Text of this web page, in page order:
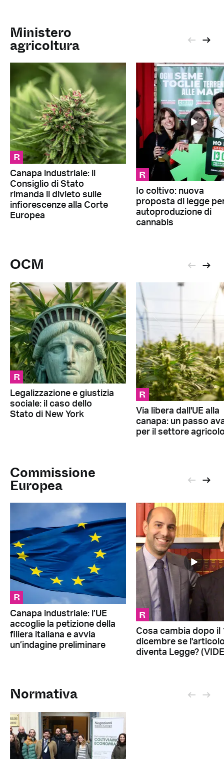
Ministero
agricoltura
R
Canapa industriale: il
Consiglio di Stato
rimanda il divieto sulle
infiorescenze alla Corte
Europea
R
Io coltivo: nuova
proposta di legge
autoproduzione di
cannabis
OCM
R
Legalizzazione e giustizia
sociale: il caso dello
Stato di New York
R
Via libera dall'UE alla
canapa: un passo
per il settore
Commissione
Europea
R
Canapa industriale: l’UE
accoglie la petizione della
filiera italiana e avvia
un’indagine preliminare
R
Cosa cambia dopo il
dicembre se
diventa Legge?
Normativa